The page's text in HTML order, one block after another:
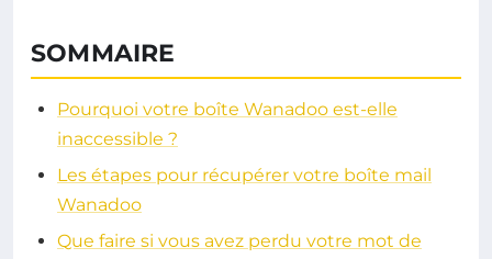
SOMMAIRE
Pourquoi votre boîte Wanadoo est-elle
inaccessible ?
Les étapes pour récupérer votre boîte mail
Wanadoo
Que faire si vous avez perdu votre mot de